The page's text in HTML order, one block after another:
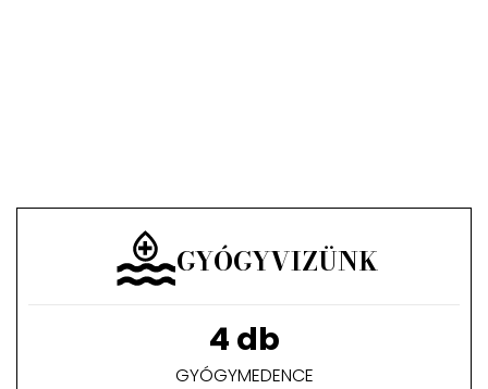
GYÓGYVIZÜNK
4 db
GYÓGYMEDENCE